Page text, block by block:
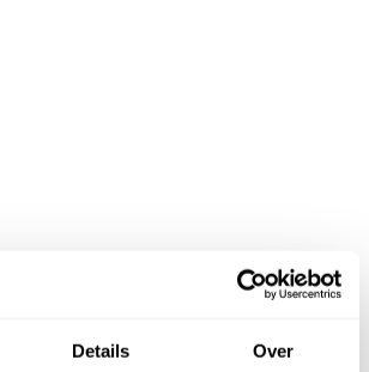
Details Over